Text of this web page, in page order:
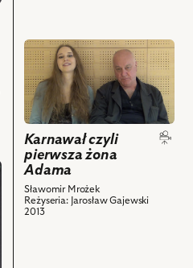
Marta
Dąbrowska
–
Margherita,
Szymon
Kuśmider
–
Impresario,
Jerzy
Schejbal
przejdź
do
obiektu
Karnawał
czyli
pierwsza
żona
Adama,
Videoblog
przed
Karnawał czyli
pierwsza żona
Adama
Sławomir Mrożek
Reżyseria: Jarosław Gajewski
2013